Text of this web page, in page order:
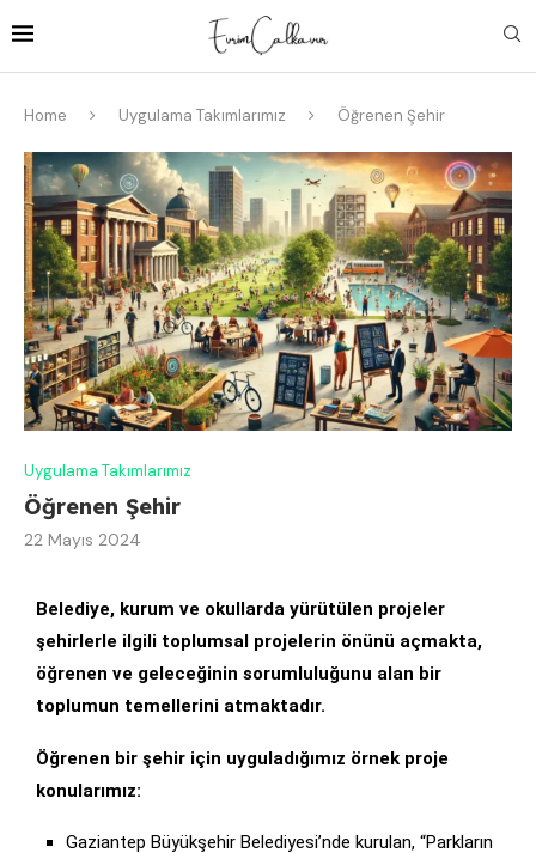
Home Uygulama Takımlarımız Öğrenen Şehir
Uygulama Takımlarımız
Öğrenen Şehir
22 Mayıs 2024
Belediye, kurum ve okullarda yürütülen projeler
şehirlerle ilgili toplumsal projelerin önünü açmakta,
öğrenen ve geleceğinin sorumluluğunu alan bir
toplumun temellerini atmaktadır.
Öğrenen bir şehir için uyguladığımız örnek proje
konularımız:
Gaziantep Büyükşehir Belediyesi’nde kurulan, “Parkların